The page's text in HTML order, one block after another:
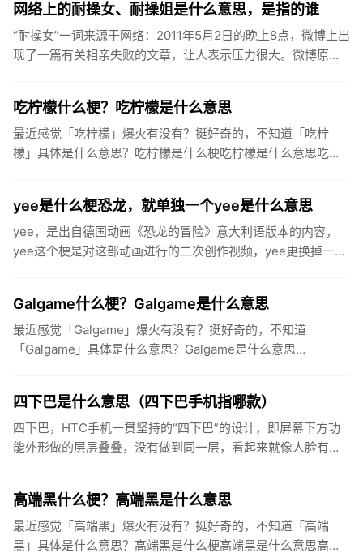
网络上的耐操女、耐操姐是什么意思，是指的谁
“耐操女”一词来源于网络：2011年5月2日的晚上8点，微博上出
现了一篇有关相亲失败的文章，让人表示压力很大。微博原文
吃柠檬什么梗？吃柠檬是什么意思
最近感觉「吃柠檬」爆火有没有？挺好奇的，不知道「吃柠
檬」具体是什么意思？吃柠檬是什么梗吃柠檬是什么意思吃柠
yee是什么梗恐龙，就单独一个yee是什么意思
yee，是出自德国动画《恐龙的冒险》意大利语版本的内容，
yee这个梗是对这部动画进行的二次创作视频，yee更换掉一些
Galgame什么梗？Galgame是什么意思
最近感觉「Galgame」爆火有没有？挺好奇的，不知道
「Galgame」具体是什么意思？Galgame是什么意思
四下巴是什么意思（四下巴手机指哪款）
四下巴，HTC手机一贯坚持的“四下巴”的设计，即屏幕下方功
能外形做的层层叠叠，没有做到同一层，看起来就像人脸有四
高端黑什么梗？高端黑是什么意思
最近感觉「高端黑」爆火有没有？挺好奇的，不知道「高端
黑」具体是什么意思？高端黑是什么梗高端黑是什么意思高端